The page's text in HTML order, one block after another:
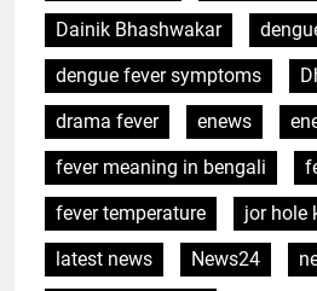
Dainik Bhashwakar
dengue fever symptoms
drama fever
enews
fever meaning in bengali
fever temperature
jor hole
latest news
News24